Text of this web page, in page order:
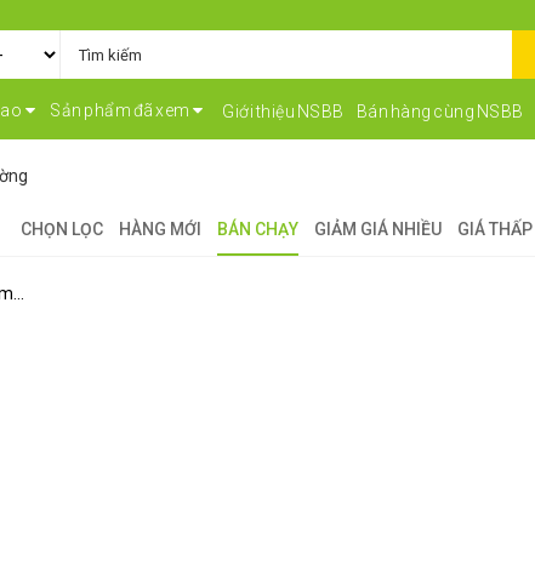
Sản phẩm đã xem Giới thiệu NSBB Bán hàng cùng NSBB
CHỌN LỌC HÀNG MỚI BÁN CHẠY GIẢM GIÁ NHIỀU GIÁ THẤP